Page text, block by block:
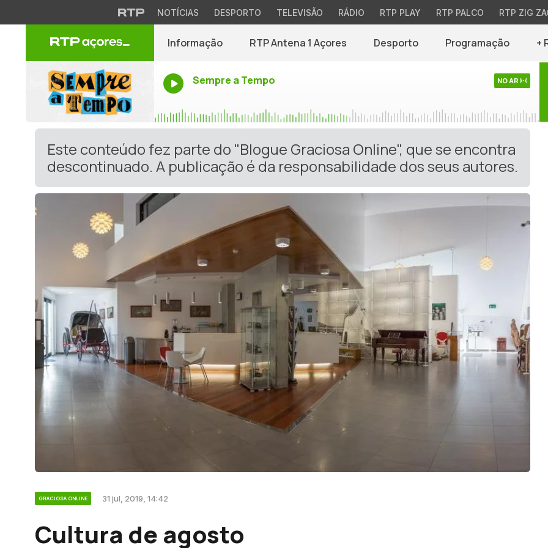
NOTÍCIAS DESPORTO TELEVISÃO RÁDIO RTP PLAY RTP PALCO RTP ZIG
Informação RTP Antena 1 Açores Desporto Programação +
Sempre a Tempo NO AR
Este conteúdo fez parte do "Blogue Graciosa Online", que se encontra
descontinuado. A publicação é da responsabilidade dos seus autores.
GRACIOSA ONLINE 31 jul, 2019, 14:42
Cultura de agosto